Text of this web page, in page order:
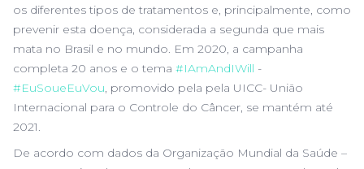
os diferentes tipos de tratamentos e, principalmente, como
prevenir esta doença, considerada a segunda que mais
mata no Brasil e no mundo. Em 2020, a campanha
completa 20 anos e o tema #IAmAndIWill -
#EuSoueEuVou, promovido pela pela UICC- União
Internacional para o Controle do Câncer, se mantém até
2021.
De acordo com dados da Organização Mundial da Saúde –